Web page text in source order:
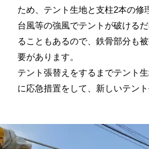
ため、テント生地と支柱2本の修
台風等の強風でテントが破ける
ることもあるので、鉄骨部分も
要があります。
テント張替えをするまでテント
に応急措置をして、新しいテント